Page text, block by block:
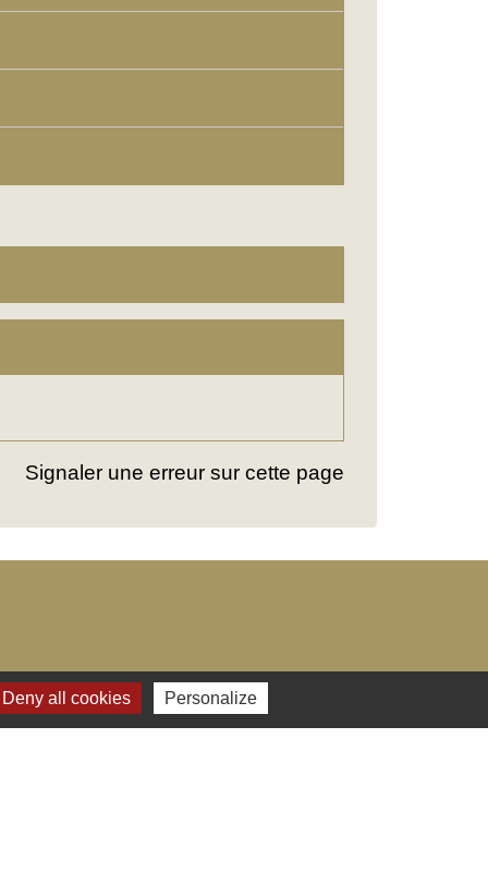
Signaler une erreur sur cette page
all cookies Personalize